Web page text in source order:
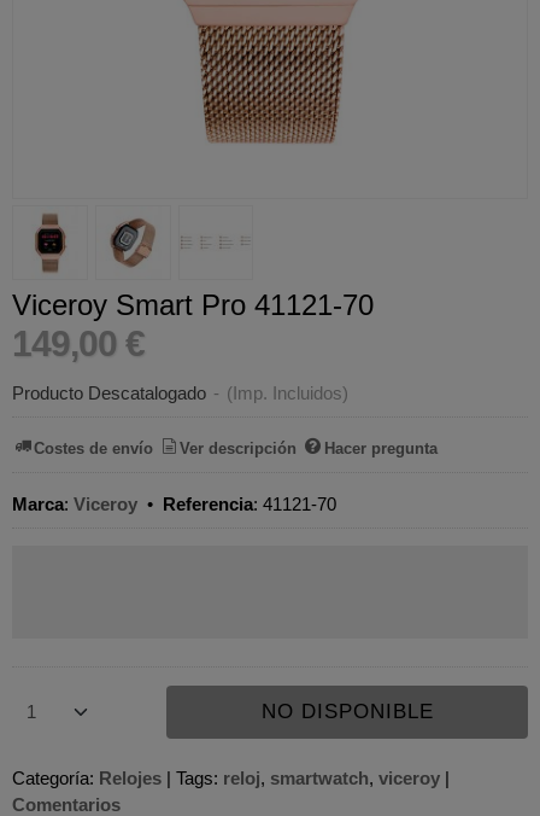
Viceroy Smart Pro 41121-70
149,00 €
Producto Descatalogado - (Imp. Incluidos)
Costes de envío Ver descripción Hacer pregunta
Marca: Viceroy • Referencia: 41121-70
NO DISPONIBLE
Categoría: Relojes | Tags: reloj smartwatch viceroy |
Comentarios